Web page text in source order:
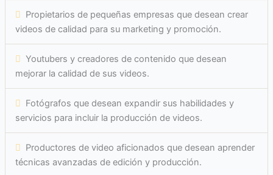
Propietarios de pequeñas empresas que desean crear
videos de calidad para su marketing y promoción.
Youtubers y creadores de contenido que desean
mejorar la calidad de sus videos.
Fotógrafos que desean expandir sus habilidades y
servicios para incluir la producción de videos.
Productores de video aficionados que desean aprender
técnicas avanzadas de edición y producción.